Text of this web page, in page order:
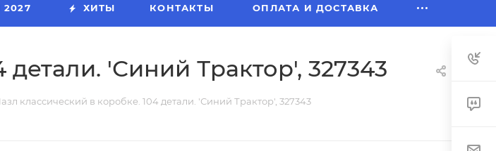
ХИТЫ КОНТАКТЫ ОПЛАТА И ДОСТАВКА
'Синий Трактор', 327343
классический в коробке. 104 детали. 'Синий Трактор', 327343